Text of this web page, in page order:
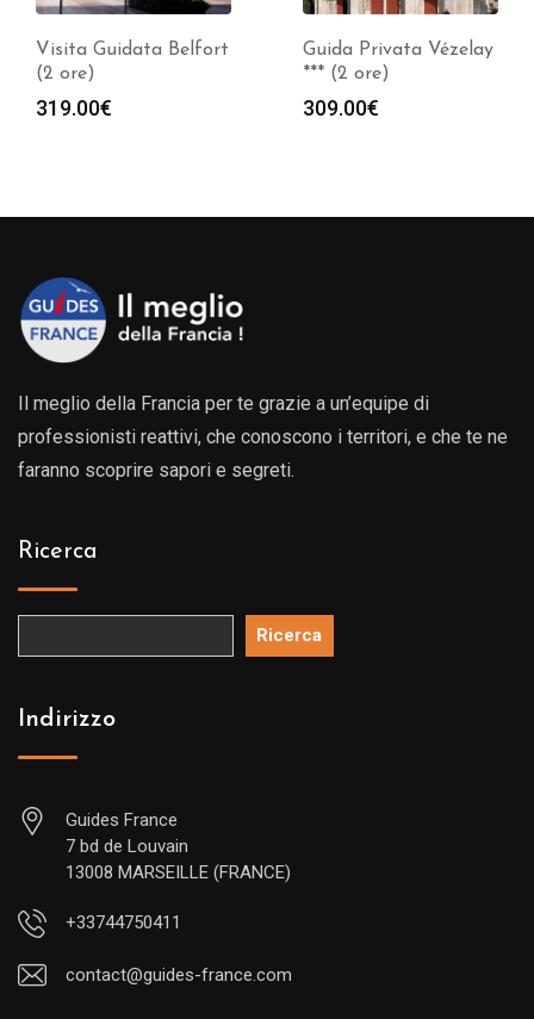
Visita Guidata Belfort
(2 ore)
319.00€
Guida Privata Vézelay
*** (2 ore)
309.00€
Il meglio della Francia per te grazie a un’equipe di
professionisti reattivi, che conoscono i territori, e che te ne
faranno scoprire sapori e segreti.
Ricerca
Ricerca
Indirizzo
Guides France
7 bd de Louvain
13008 MARSEILLE (FRANCE)
+33744750411
contact@guides-france.com